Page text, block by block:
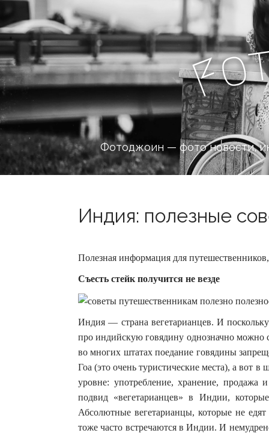
Fo
Фотоджоин — фото новости,
Индия: полезные
Полезная информация для
Cъесть cтейк получится не везде
Индия — страна вегетарианцев. И
про индийскую говядину однозначно можно
во многих штатах поедание говядины
Гоа (это очень туристические места), а вот
уровне: употребление, хранение, продажа
подвид «вегетарианцев» в Индии,
Абсолютные вегетарианцы, которые не
тоже часто встречаются в Индии. И